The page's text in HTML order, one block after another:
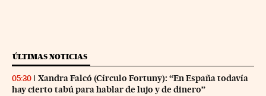
ÚLTIMAS NOTICIAS
05:30
Xandra Falcó (Círculo Fortuny): “En España todavía
hay cierto tabú para hablar de lujo y de dinero”